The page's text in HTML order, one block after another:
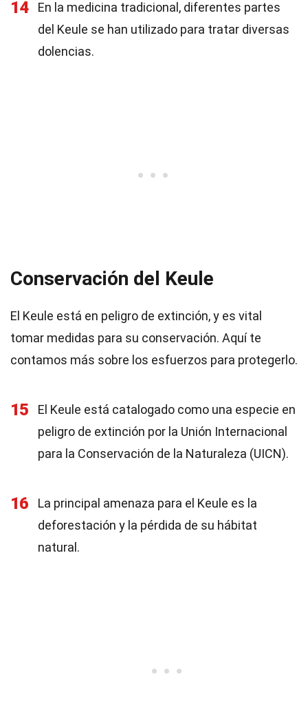
14
En la medicina tradicional, diferentes partes
del Keule se han utilizado para tratar diversas
dolencias.
Conservación del Keule
El Keule está en peligro de extinción, y es vital
tomar medidas para su conservación. Aquí te
contamos más sobre los esfuerzos para protegerlo.
15
El Keule está catalogado como una especie en
peligro de extinción por la Unión Internacional
para la Conservación de la Naturaleza (UICN).
16
La principal amenaza para el Keule es la
deforestación y la pérdida de su hábitat
natural.